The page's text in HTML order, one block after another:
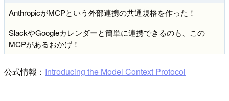
AnthropicがMCPという外部連携の共通規格を作った！
SlackやGoogleカレンダーと簡単に連携できるのも、この
MCPがあるおかげ！
公式情報： Introducing the Model Context Protocol